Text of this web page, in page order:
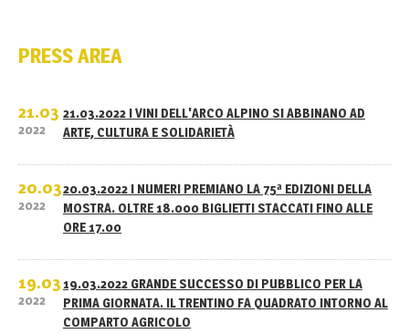
PRESS AREA
21.03
2022
21.03.2022 I VINI DELL'ARCO ALPINO SI ABBINANO AD
ARTE, CULTURA E SOLIDARIETÀ
20.03
2022
20.03.2022 I NUMERI PREMIANO LA 75ª EDIZIONI DELLA
MOSTRA. OLTRE 18.000 BIGLIETTI STACCATI FINO ALLE
ORE 17.00
19.03
2022
19.03.2022 GRANDE SUCCESSO DI PUBBLICO PER LA
PRIMA GIORNATA. IL TRENTINO FA QUADRATO INTORNO AL
COMPARTO AGRICOLO